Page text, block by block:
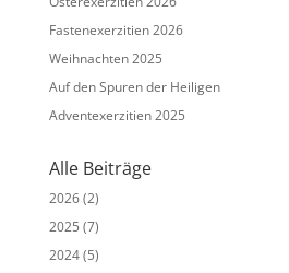
Fastenexerzitien 2026
Weihnachten 2025
Auf den Spuren der Heiligen
Adventexerzitien 2025
Alle Beiträge
2026(2)
2025 (7)
2024(5)